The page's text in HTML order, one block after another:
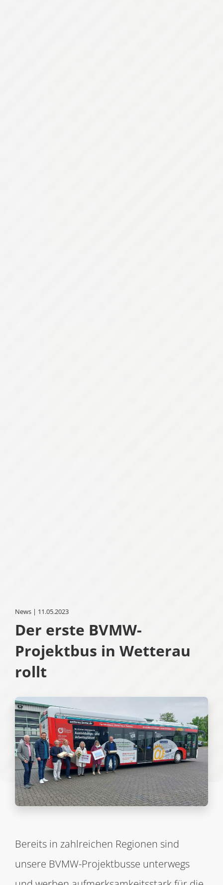
News | 11.05.2023
Der erste BVMW-
Projektbus in Wetterau
rollt
Bereits in zahlreichen Regionen sind
unsere BVMW-Projektbusse unterwegs